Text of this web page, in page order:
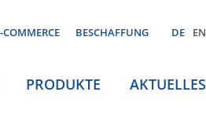
COMMERCE BESCHAFFUNG DE EN
PRODUKTE AKTUELLES